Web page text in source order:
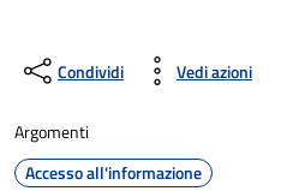
Condividi Vedi azioni
Argomenti
Accesso all'informazione